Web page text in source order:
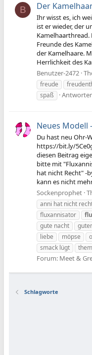
B Der
Ihr wisst es, ich
ist er wieder, der
Freunde des
der Kamelhaare.
Herrlichkeit des
Benutzer-2472
freude
spaß
Neues Modell
Du hast neu Ohr-
https://bit.ly/
diesen Beitrag
bitte mit
hat nicht Recht" -
kann es nicht
Sockenprophet
anni hat nicht
fluxannisator
gute nacht
liebe
möpse
smack lügt
Forum: Meet &
Schlagworte